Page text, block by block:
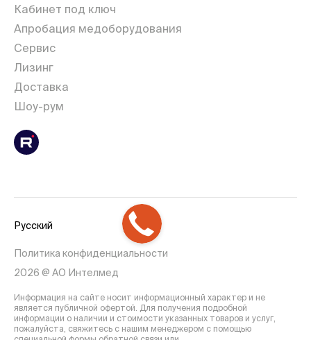
Кабинет под ключ
Апробация медоборудования
Сервис
Лизинг
Доставка
Шоу-рум
Русский
Политика конфиденциальности
2026 @ АО Интелмед
Информация на сайте носит информационный характер и не
является публичной офертой. Для получения подробной
информации о наличии и стоимости указанных товаров и услуг,
пожалуйста, свяжитесь с нашим менеджером с помощью